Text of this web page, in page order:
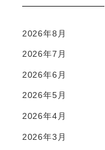
2026年8月
2026年7月
2026年6月
2026年5月
2026年4月
2026年3月